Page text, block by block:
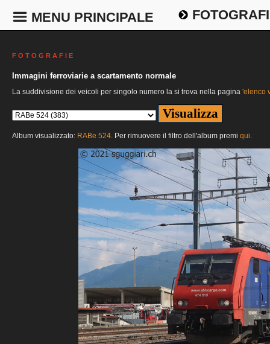
MENU PRINCIPALE
F O T O G R A F I E
Immagini ferroviarie a scartamento normale
La suddivisione dei veicoli per singolo numero la si trova nella pagina 'elenco
Album visualizzato: RABe 524. Per rimuovere il filtro dell'album premi qui.